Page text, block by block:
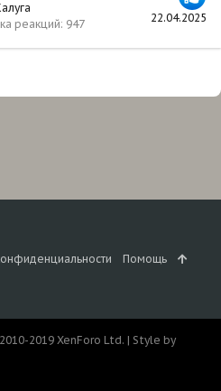
22.04.2025
реакций 947
Помощь
2019 XenForo Ltd. | Style by